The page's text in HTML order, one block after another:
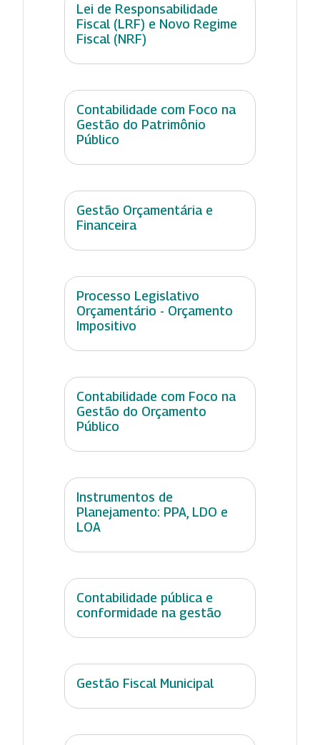
Lei de Responsabilidade
Fiscal (LRF) e Novo Regime
Fiscal (NRF)
Contabilidade com Foco na
Gestão do Patrimônio
Público
Gestão Orçamentária e
Financeira
Processo Legislativo
Orçamentário - Orçamento
Impositivo
Contabilidade com Foco na
Gestão do Orçamento
Público
Instrumentos de
Planejamento: PPA, LDO e
LOA
Contabilidade pública e
conformidade na gestão
Gestão Fiscal Municipal